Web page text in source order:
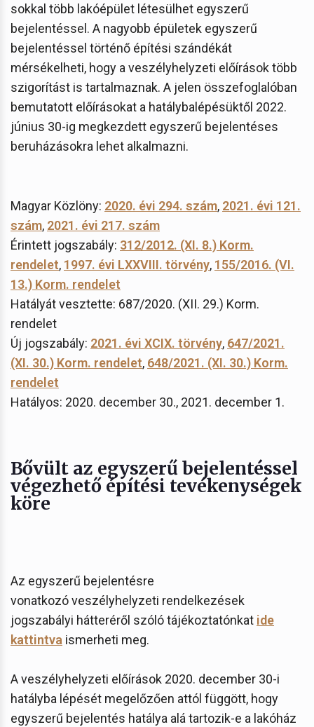
sokkal több lakóépület létesülhet egyszerű
bejelentéssel. A nagyobb épületek egyszerű
bejelentéssel történő építési szándékát
mérsékelheti, hogy a veszélyhelyzeti előírások több
szigorítást is tartalmaznak. A jelen összefoglalóban
bemutatott előírásokat a hatálybalépésüktől 2022.
június 30-ig megkezdett egyszerű bejelentéses
beruházásokra lehet alkalmazni.
Magyar Közlöny: 2020. évi 294. szám, 2021. évi 121.
szám, 2021. évi 217. szám
Érintett jogszabály: 312/2012. (XI. 8.) Korm.
rendelet, 1997. évi LXXVIII. törvény, 155/2016. (VI.
13.) Korm. rendelet
Hatályát vesztette: 687/2020. (XII. 29.) Korm.
rendelet
Új jogszabály: 2021. évi XCIX. törvény, 647/2021.
(XI. 30.) Korm. rendelet, 648/2021. (XI. 30.) Korm.
rendelet
Hatályos: 2020. december 30., 2021. december 1.
Bővült az egyszerű bejelentéssel
végezhető építési tevékenységek
köre
Az egyszerű bejelentésre
vonatkozó veszélyhelyzeti rendelkezések
jogszabályi hátteréről szóló tájékoztatónkat ide
kattintva ismerheti meg.
A veszélyhelyzeti előírások 2020. december 30-i
hatályba lépését megelőzően attól függött, hogy
egyszerű bejelentés hatálya alá tartozik-e a lakóház